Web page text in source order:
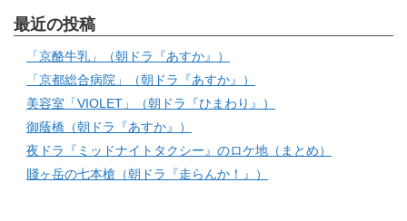
最近の投稿
「京酪牛乳」（朝ドラ『あすか』）
「京都総合病院」（朝ドラ『あすか』）
美容室「VIOLET」（朝ドラ『ひまわり』）
御蔭橋（朝ドラ『あすか』）
夜ドラ『ミッドナイトタクシー』のロケ地（まとめ）
賤ヶ岳の七本槍（朝ドラ『走らんか！』）